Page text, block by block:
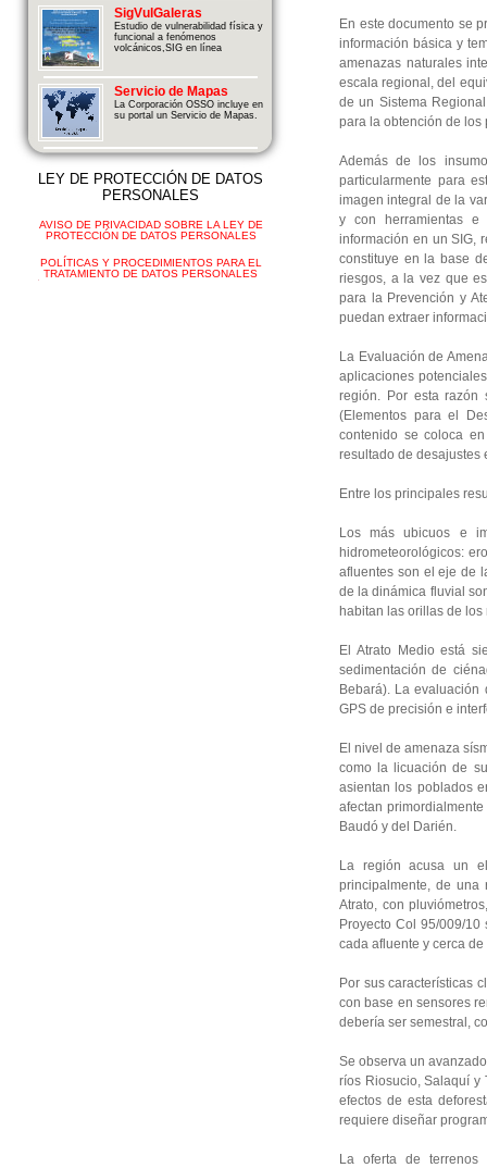
SigVulGaleras
Estudio de vulnerabilidad física y
funcional a fenómenos
volcánicos,SIG en línea
Servicio de Mapas
La Corporación OSSO incluye en
su portal un Servicio de Mapas.
LEY DE PROTECCIÓN DE DATOS
PERSONALES
AVISO DE PRIVACIDAD SOBRE LA LEY DE
PROTECCIÓN DE DATOS PERSONALES
POLÍTICAS Y PROCEDIMIENTOS PARA EL
TRATAMIENTO DE DATOS PERSONALES
En este documento se
información básica y
amenazas naturales
escala regional, del
de un Sistema
para la obtención de los
Además de los
particularmente para
imagen integral de la
y con herramientas e
información en un SIG,
constituye en la base
riesgos, a la vez que
para la Prevención y
puedan extraer
La Evaluación de
aplicaciones
región. Por esta razón
(Elementos para el
contenido se coloca
resultado de desajustes
Entre los principales
Los más ubicuos e
hidrometeorológicos:
afluentes son el eje de
de la dinámica fluvial
habitan las orillas de los
El Atrato Medio está
sedimentación de
Bebará). La
GPS de precisión e
El nivel de amenaza
como la licuación de
asientan los poblados
afectan
Baudó y del Darién.
La región acusa un
principalmente, de
Atrato, con
Proyecto Col 95/009/
cada afluente y cerca
Por sus características
con base en sensores
debería ser semestral,
Se observa un
ríos Riosucio, Salaquí y
efectos de esta
requiere diseñar
La oferta de terrenos